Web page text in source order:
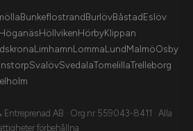
BunkeflostrandBurlövBåstadEslöv
HöganäsHöllvikenHörbyKlippan
LimhamnLommaLundMalmöOsby
SvalövSvedalaTomelillaTrelleborg
AB · Org.nr 559043-8411 · Alla
förbehållna